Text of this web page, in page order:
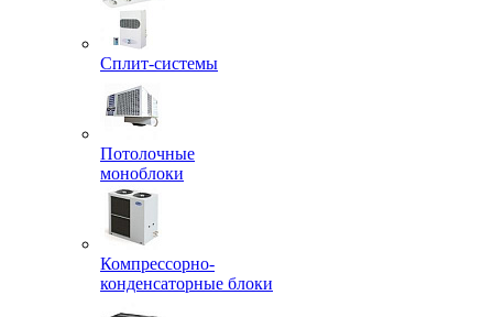
Сплит-системы
Потолочные
моноблоки
Компрессорно-
конденсаторные блоки